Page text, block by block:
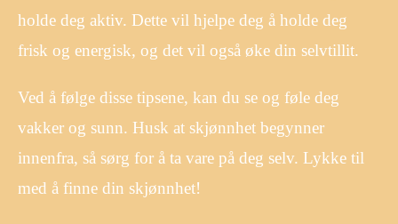
holde deg aktiv. Dette vil hjelpe deg å holde deg
frisk og energisk, og det vil også øke din selvtillit.
Ved å følge disse tipsene, kan du se og føle deg
vakker og sunn. Husk at skjønnhet begynner
innenfra, så sørg for å ta vare på deg selv. Lykke til
med å finne din skjønnhet!